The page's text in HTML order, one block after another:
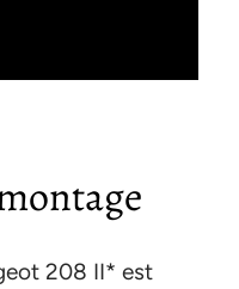
208 II* est